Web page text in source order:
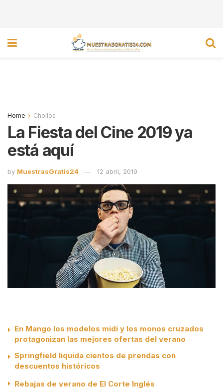
Home Chollos
La Fiesta del Cine 2019 ya
está aquí
by MuestrasGratis24 12 abril, 2019
En Mango los modelos midi y los monos cruzados
protagonizan las mejores ofertas del verano
Springfield liquida cientos de prendas con
descuentos históricos
Rebajas de verano de El Corte Inglés